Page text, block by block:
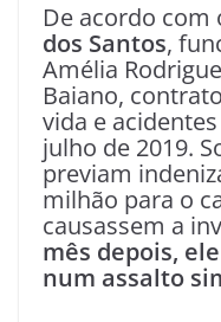
De acordo com
dos Santos,
Amélia
Baiano,
vida e
julho de 2019.
previam
milhão para o
causassem a
mês depois,
num assalto